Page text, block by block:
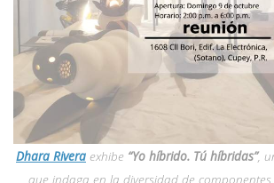
Dhara Rivera exhibe “Yo híbrido. Tú híbridas”,
que indaga en la diversidad de